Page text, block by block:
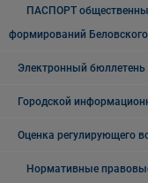
ПАСПОРТ
формирований Беловского
Электронный бюллетень
Городской
Оценка регулирующего
Нормативные